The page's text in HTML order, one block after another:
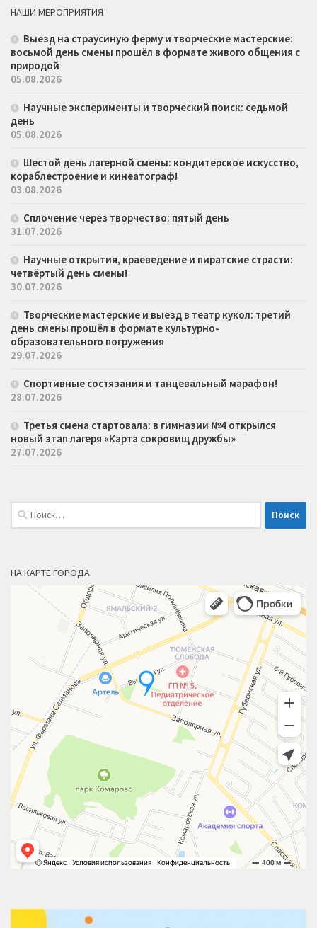
НАШИ МЕРОПРИЯТИЯ
Выезд на страусиную ферму и творческие мастерские:
восьмой день смены прошёл в формате живого общения с
природой
05.08.2026
Научные эксперименты и творческий поиск: седьмой
день
05.08.2026
Шестой день лагерной смены: кондитерское искусство,
кораблестроение и кинеатограф!
03.08.2026
Сплочение через творчество: пятый день
31.07.2026
Научные открытия, краеведение и пиратские страсти:
четвёртый день смены!
30.07.2026
Творческие мастерские и выезд в театр кукол: третий
день смены прошёл в формате культурно-
образовательного погружения
29.07.2026
Спортивные состязания и танцевальный марафон!
28.07.2026
Третья смена стартовала: в гимназии №4 открылся
новый этап лагеря «Карта сокровищ дружбы»
27.07.2026
Найти:
НА КАРТЕ ГОРОДА